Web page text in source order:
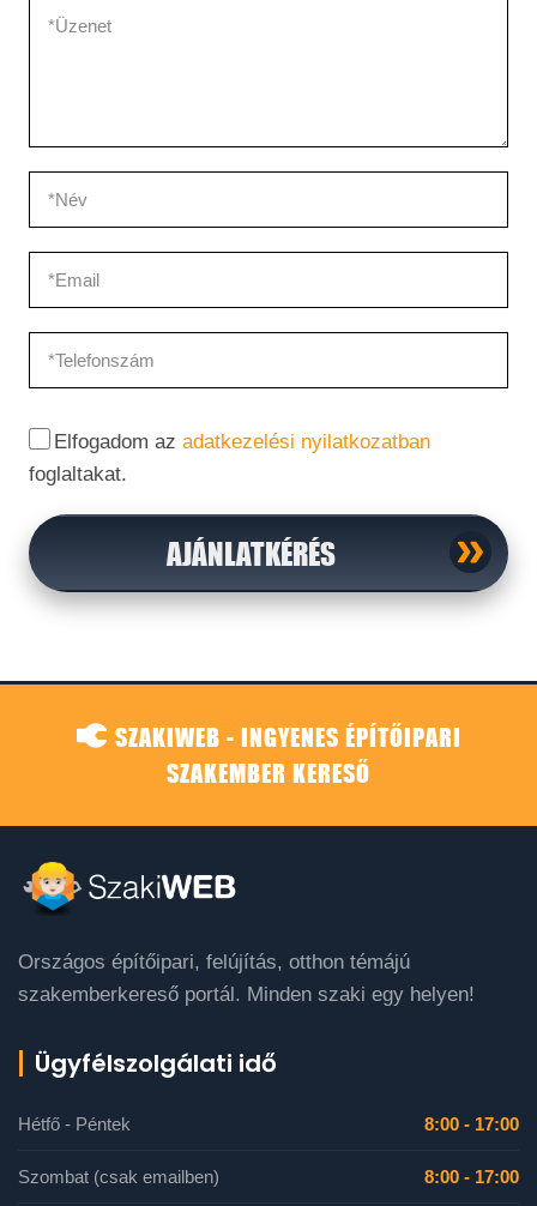
Elfogadom az adatkezelési nyilatkozatban
foglaltakat.
AJÁNLATKÉRÉS
SZAKIWEB - INGYENES ÉPÍTŐIPARI
SZAKEMBER KERESŐ
Országos építőipari, felújítás, otthon témájú
szakemberkereső portál. Minden szaki egy helyen!
Ügyfélszolgálati idő
Hétfő - Péntek 8:00 - 17:00
Szombat (csak emailben) 8:00 - 17:00